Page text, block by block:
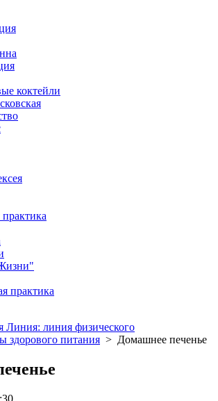
коктейли
практика
практика
Линия: линия физического
здорового питания > Домашнее печенье